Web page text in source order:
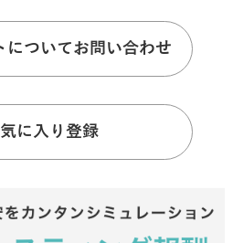
についてお問い合わせ
に入り登録